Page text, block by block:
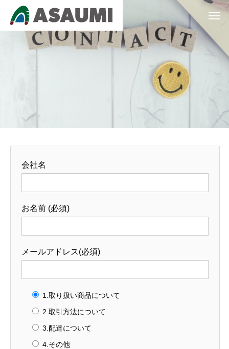
会社名
お名前 (必須)
メールアドレス(必須)
1.取り扱い商品について
2.取引方法について
3.配達について
4.その他